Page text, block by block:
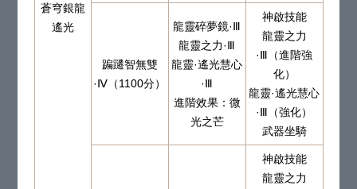
蒼穹銀龍
遙光
蹁躚智無雙
·Ⅳ（1100分）
龍靈碎夢鏡·Ⅲ
龍靈之力·Ⅲ
龍靈·遙光慧心
·Ⅲ
進階效果：微
光之芒
神啟技能
龍靈之力
·Ⅲ（進階強
化）
龍靈·遙光慧心
·Ⅲ（強化）
武器坐騎
神啟技能
龍靈之力